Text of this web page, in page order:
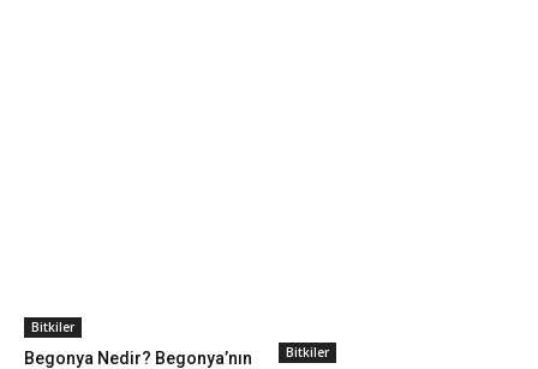
Bitkiler
Begonya Nedir? Begonya’nın
Bitkiler